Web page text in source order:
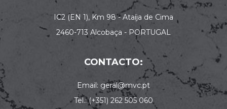
IC2 (EN 1), Km 98 - Ataíja de Cima
2460-713 Alcobaça - PORTUGAL
CONTACTO:
Email: geral@mvc.pt
Tel.: (+351) 262 505 060